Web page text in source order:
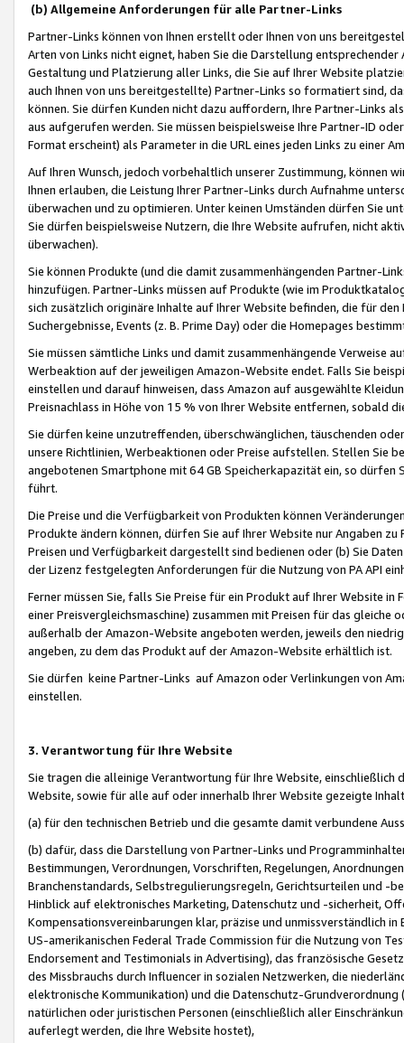
(b) Allgemeine Anforderungen für alle Partner-Links
Partner-Links können von Ihnen erstellt oder Ihnen von uns
Arten von Links nicht eignet, haben Sie die Darstellung
Gestaltung und Platzierung aller Links, die Sie auf Ihrer Website
auch Ihnen von uns bereitgestellte) Partner-Links so formatiert sind,
können. Sie dürfen Kunden nicht dazu auffordern, Ihre Partner-Links
aus aufgerufen werden. Sie müssen beispielsweise Ihre Partner-ID
Format erscheint) als Parameter in die URL eines jeden Links zu einer
Auf Ihren Wunsch, jedoch vorbehaltlich unserer Zustimmung, können
Ihnen erlauben, die Leistung Ihrer Partner-Links durch Aufnahme
überwachen und zu optimieren. Unter keinen Umständen dürfen Sie
Sie dürfen beispielsweise Nutzern, die Ihre Website aufrufen, nicht
überwachen).
Sie können Produkte (und die damit zusammenhängenden Partner-
hinzufügen. Partner-Links müssen auf Produkte (wie im
sich zusätzlich originäre Inhalte auf Ihrer Website befinden, die für
Suchergebnisse, Events (z. B. Prime Day) oder die Homepages
Sie müssen sämtliche Links und damit zusammenhängende
Werbeaktion auf der jeweiligen Amazon-Website endet. Falls Sie
einstellen und darauf hinweisen, dass Amazon auf ausgewählte
Preisnachlass in Höhe von 15 % von Ihrer Website entfernen, sobald
Sie dürfen keine unzutreffenden, überschwänglichen, täuschenden
unsere Richtlinien, Werbeaktionen oder Preise aufstellen. Stellen Sie
angebotenen Smartphone mit 64 GB Speicherkapazität ein, so dürfen
führt.
Die Preise und die Verfügbarkeit von Produkten können
Produkte ändern können, dürfen Sie auf Ihrer Website nur Angaben
Preisen und Verfügbarkeit dargestellt sind bedienen oder (b) Sie
der Lizenz festgelegten Anforderungen für die Nutzung von PA API
Ferner müssen Sie, falls Sie Preise für ein Produkt auf Ihrer Website
einer Preisvergleichsmaschine) zusammen mit Preisen für das
außerhalb der Amazon-Website angeboten werden, jeweils den
angeben, zu dem das Produkt auf der Amazon-Website erhältlich ist.
Sie dürfen keine Partner-Links auf Amazon oder Verlinkungen von
einstellen.
3. Verantwortung für Ihre Website
Sie tragen die alleinige Verantwortung für Ihre Website,
Website, sowie für alle auf oder innerhalb Ihrer Website gezeigte
(a) für den technischen Betrieb und die gesamte damit verbundene
(b) dafür, dass die Darstellung von Partner-Links und
Bestimmungen, Verordnungen, Vorschriften, Regelungen,
Branchenstandards, Selbstregulierungsregeln, Gerichtsurteilen und -
Hinblick auf elektronisches Marketing, Datenschutz und -sicherheit,
Kompensationsvereinbarungen klar, präzise und unmissverständlich
US-amerikanischen Federal Trade Commission für die Nutzung von
Endorsement and Testimonials in Advertising), das französische
des Missbrauchs durch Influencer in sozialen Netzwerken, die
elektronische Kommunikation) und die Datenschutz-
natürlichen oder juristischen Personen (einschließlich aller
auferlegt werden, die Ihre Website hostet),